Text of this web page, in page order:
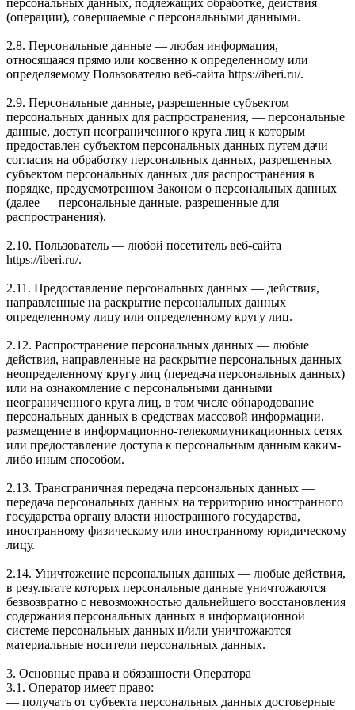
(операции), совершаемые с персональными данными.
2.8. Персональные данные — любая информация,
относящаяся прямо или косвенно к определенному или
определяемому Пользователю веб-сайта https://iberi.ru/.
2.9. Персональные данные, разрешенные субъектом
персональных данных для распространения, — персональные
данные, доступ неограниченного круга лиц к которым
предоставлен субъектом персональных данных путем дачи
согласия на обработку персональных данных, разрешенных
субъектом персональных данных для распространения в
порядке, предусмотренном Законом о персональных данных
(далее — персональные данные, разрешенные для
распространения).
2.10. Пользователь — любой посетитель веб-сайта
https://iberi.ru/.
2.11. Предоставление персональных данных — действия,
направленные на раскрытие персональных данных
определенному лицу или определенному кругу лиц.
2.12. Распространение персональных данных — любые
действия, направленные на раскрытие персональных данных
неопределенному кругу лиц (передача персональных данных)
или на ознакомление с персональными данными
неограниченного круга лиц, в том числе обнародование
персональных данных в средствах массовой информации,
размещение в информационно-телекоммуникационных сетях
или предоставление доступа к персональным данным каким-
либо иным способом.
2.13. Трансграничная передача персональных данных —
передача персональных данных на территорию иностранного
государства органу власти иностранного государства,
иностранному физическому или иностранному юридическому
лицу.
2.14. Уничтожение персональных данных — любые действия,
в результате которых персональные данные уничтожаются
безвозвратно с невозможностью дальнейшего восстановления
содержания персональных данных в информационной
системе персональных данных и/или уничтожаются
материальные носители персональных данных.
3. Основные права и обязанности Оператора
3.1. Оператор имеет право:
— получать от субъекта персональных данных достоверные